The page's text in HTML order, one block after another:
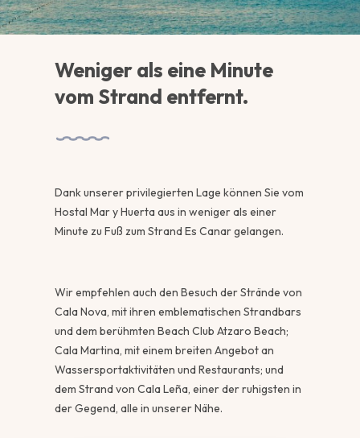
Weniger als eine Minute
vom Strand entfernt.
Dank unserer privilegierten Lage können Sie vom
Hostal Mar y Huerta aus in weniger als einer
Minute zu Fuß zum Strand Es Canar gelangen.
Wir empfehlen auch den Besuch der Strände von
Cala Nova, mit ihren emblematischen Strandbars
und dem berühmten Beach Club Atzaro Beach;
Cala Martina, mit einem breiten Angebot an
Wassersportaktivitäten und Restaurants; und
dem Strand von Cala Leña, einer der ruhigsten in
der Gegend, alle in unserer Nähe.